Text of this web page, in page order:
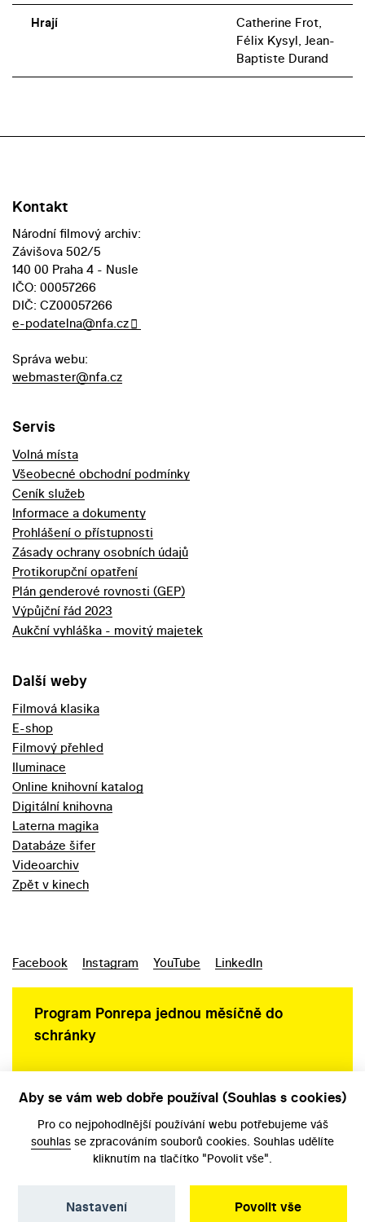
Hrají
Catherine Frot,
Félix Kysyl, Jean-
Baptiste Durand
Kontakt
Národní filmový archiv:
Závišova 502/5
140 00 Praha 4 - Nusle
IČO: 00057266
DIČ: CZ00057266
e-podatelna@nfa.cz
Správa webu:
webmaster@nfa.cz
Servis
Volná místa
Všeobecné obchodní podmínky
Ceník služeb
Informace a dokumenty
Prohlášení o přístupnosti
Zásady ochrany osobních údajů
Protikorupční opatření
Plán genderové rovnosti (GEP)
Výpůjční řád 2023
Aukční vyhláška - movitý majetek
Další weby
Filmová klasika
E-shop
Filmový přehled
Iluminace
Online knihovní katalog
Digitální knihovna
Laterna magika
Databáze šifer
Videoarchiv
Zpět v kinech
Facebook Instagram YouTube LinkedIn
Program Ponrepa jednou měsíčně do
schránky
Aby se vám web dobře používal (Souhlas s cookies)
Pro co nejpohodlnější používání webu potřebujeme váš
souhlas se zpracováním souborů cookies. Souhlas udělíte
kliknutím na tlačítko "Povolit vše".
Povolit vše
Nastavení